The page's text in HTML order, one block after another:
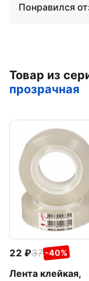
Понравился
Товар из
прозрачная
22 37 -40%
Лента клейкая,